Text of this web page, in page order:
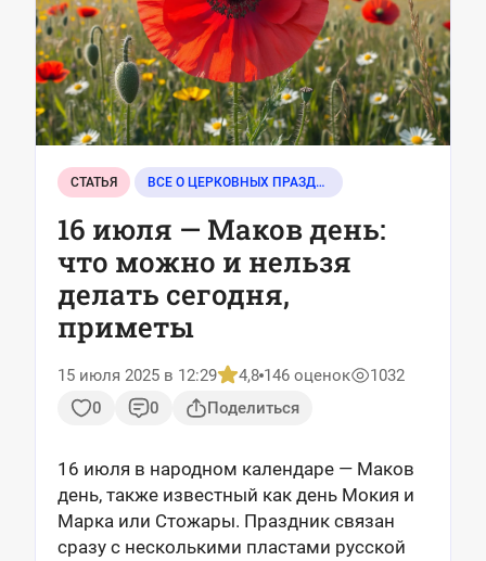
СТАТЬЯ ВСЕ О ЦЕРКОВНЫХ ПРАЗДНИКАХ
16 июля — Маков день:
что можно и нельзя
делать сегодня,
приметы
15 июля 2025 в 12:29 4,8 146 оценок
1032
0
0 Поделиться
16 июля в народном календаре — Маков
день, также известный как день Мокия и
Марка или Стожары. Праздник связан
сразу с несколькими пластами русской